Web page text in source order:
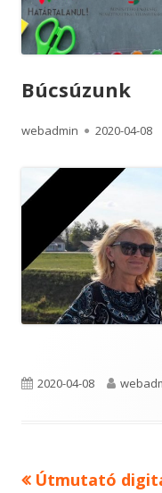
Búcsúzunk
Author
webadmin
Published
2020-04-08
Published
2020-04-08 Author
Bejegyzés
Previous
Útmutató